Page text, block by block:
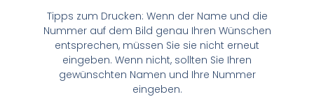
Tipps zum Drucken: Wenn der Name und die
Nummer auf dem Bild genau Ihren Wünschen
entsprechen, müssen Sie sie nicht erneut
eingeben. Wenn nicht, sollten Sie Ihren
gewünschten Namen und Ihre Nummer
eingeben.